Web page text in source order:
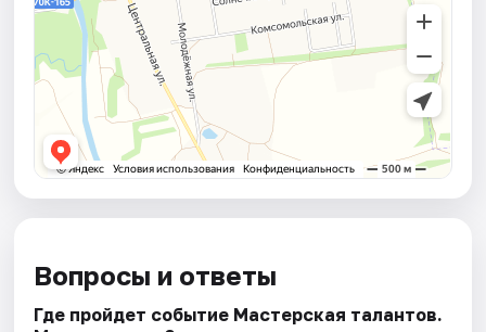
Вопросы и ответы
Где пройдет событие Мастерская талантов.